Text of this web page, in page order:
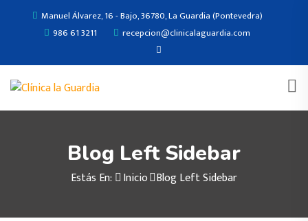
Manuel Álvarez, 16 - Bajo, 36780, La Guardia (Pontevedra)
986 61 3211
recepcion@clinicalaguardia.com
Blog Left Sidebar
Estás En: Inicio Blog Left Sidebar